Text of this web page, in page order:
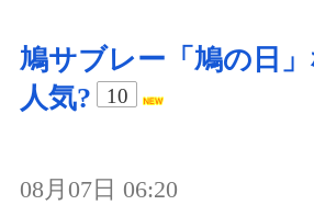
鳩サブレー「鳩の日
人気?
10
08月07日 06:20